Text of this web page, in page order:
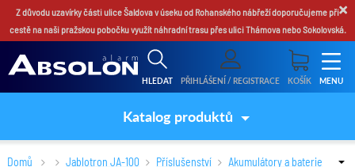
×
Z důvodu uzavírky části ulice Šaldova v úseku od Rohanského nábřeží doporučujeme při
cestě na naši pražskou pobočku využít náhradní trasu přes ulici Thámova nebo Sokolovská.
HLEDAT PŘIHLÁŠENÍ / REGISTRACE KOŠÍK MENU
Katalog produktů
Domů Jablotron JA-100 Příslušenství Akumulátory a baterie